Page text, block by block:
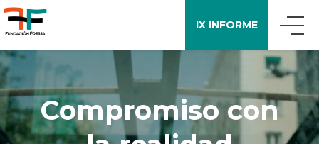
IX INFORME
QUIÉNES SOMOS
QUÉ DECIMOS
Compromiso con